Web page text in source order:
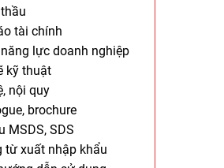
tài chính
lực doanh nghiệp
kỹ thuật
nội quy
brochure
MSDS, SDS
từ xuất nhập khẩu